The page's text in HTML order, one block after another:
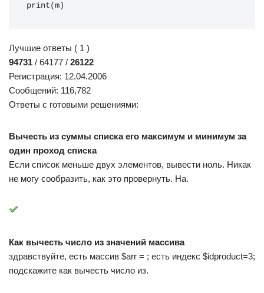
print (m)
Лучшие ответы ( 1 )
94731 / 64177 / 26122
Регистрация: 12.04.2006
Сообщений: 116,782
Ответы с готовыми решениями:
Вычесть из суммы списка его максимум и минимум за
один проход списка
Если список меньше двух элементов, вывести ноль. Никак
не могу сообразить, как это провернуть. На.
Как вычесть число из значений массива
здравствуйте, есть массив $arr = ; есть индекс $idproduct=3;
подскажите как вычесть число из.